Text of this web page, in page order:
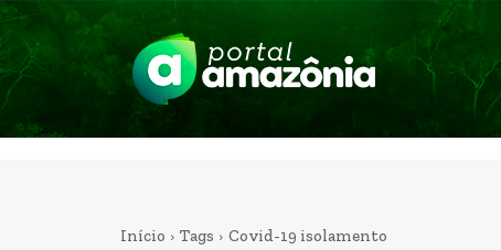
Início Tags Covid-19 isolamento